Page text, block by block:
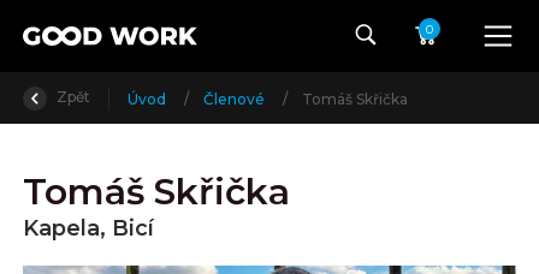
0
Zpět Úvod / Členové / Tomáš Skřička
Tomáš Skřička
Kapela, Bicí